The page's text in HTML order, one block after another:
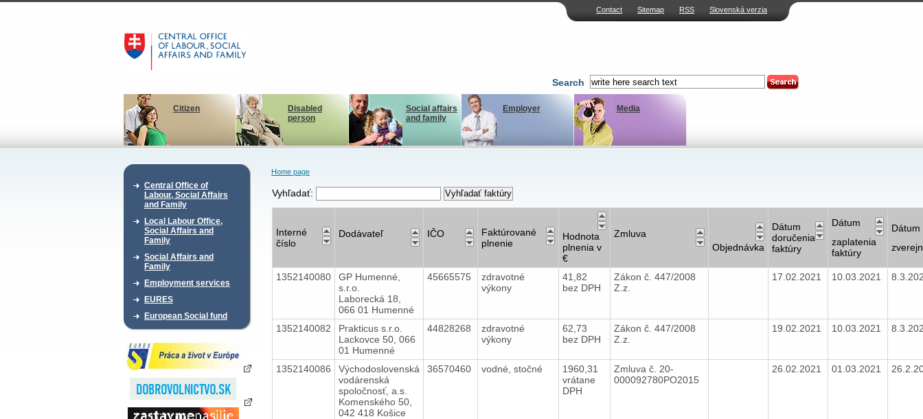
Contact Sitemap RSS Slovenská verzia
Search
Citizen
Disabled
person
Social affairs
and family
Employer Media
Central Office of
Labour, Social Affairs
and Family
Local Labour Office,
Social Affairs and
Family
Social Affairs and
Family
Employment services
EURES
European Social fund
Home page
Vyhľadať:
Interné
číslo
Dodávateľ IČO
Faktúrované
plnenie
Hodnota
plnenia v
€
Zmluva
Objednávka
Dátum
doručenia
faktúry
Dátum
zaplatenia
faktúry
Dátum
1352140080
GP Humenné,
s.r.o.
Laborecká 18,
066 01 Humenné
45665575
zdravotné
výkony
41,82
bez DPH
Zákon č. 447/2008
Z.z.
17.02.2021 10.03.2021
1352140082
Prakticus s.r.o.
Lackovce 50, 066
01 Humenné
44828268
zdravotné
výkony
62,73
bez DPH
Zákon č. 447/2008
Z.z.
19.02.2021 10.03.2021
1352140086
Východoslovenská
vodárenská
spoločnosť, a.s.
Komenského 50,
042 418 Košice
36570460 vodné, stočné
1960,31
vrátane
DPH
Zmluva č. 20-
000092780PO2015
26.02.2021 01.03.2021